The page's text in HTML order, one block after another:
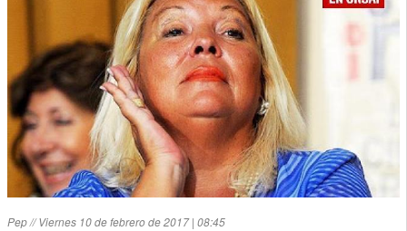
Pep // Viernes 10 de febrero de 2017 | 08:45